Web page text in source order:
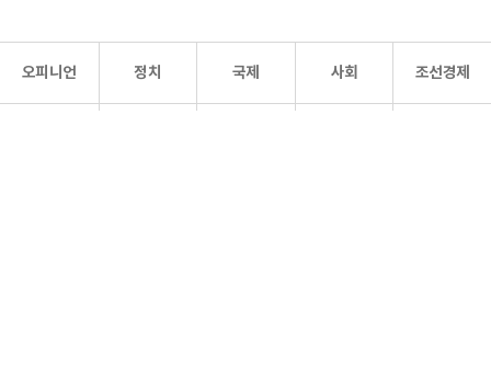
오피니언 정치 국제 사회 조선경제